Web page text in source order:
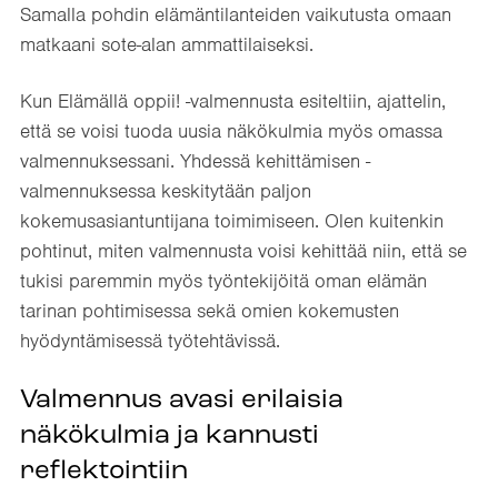
Samalla pohdin elämäntilanteiden vaikutusta omaan
matkaani sote-alan ammattilaiseksi.
Kun Elämällä oppii! -valmennusta esiteltiin, ajattelin,
että se voisi tuoda uusia näkökulmia myös omassa
valmennuksessani. Yhdessä kehittämisen -
valmennuksessa keskitytään paljon
kokemusasiantuntijana toimimiseen. Olen kuitenkin
pohtinut, miten valmennusta voisi kehittää niin, että se
tukisi paremmin myös työntekijöitä oman elämän
tarinan pohtimisessa sekä omien kokemusten
hyödyntämisessä työtehtävissä.
Valmennus avasi erilaisia
näkökulmia ja kannusti
reflektointiin